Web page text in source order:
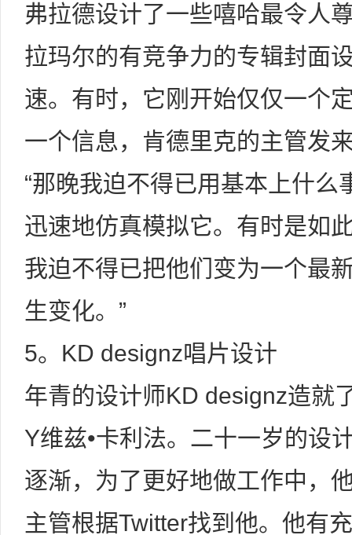
弗拉德设计了一些嘻哈最令人
拉玛尔的有竞争力的专辑封面
速。有时，它刚开始仅仅一个
一个信息，肯德里克的主管发
“那晚我迫不得已用基本上什
迅速地仿真模拟它。有时是如
我迫不得已把他们变为一个最
生变化。”
5。KD designz唱片设计
年青的设计师KD designz造就
Y维兹•卡利法。二十一岁的设
逐渐，为了更好地做工作中，
主管根据Twitter找到他。他有